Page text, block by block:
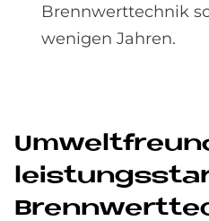
Brenn­wert­technik
wenigen Jahren.